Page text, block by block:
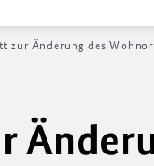
zur Änderung des